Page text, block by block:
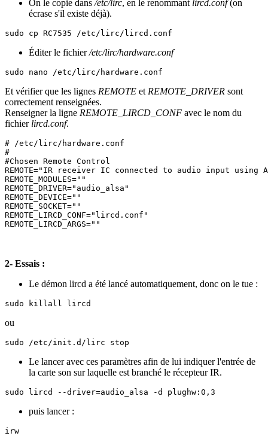
On le copie dans /etc/lirc, en le renommant lircd.conf(on
écrase s'il existe déjà).
sudo cp RC7535 /etc/lirc/lircd.conf
Éditer le fichier/etc/lirc/hardware.conf
sudo nano /etc/lirc/hardware.conf
Et vérifier que les lignes REMOTE et REMOTE_DRIVER sont
correctement renseignées.
Renseigner la ligne REMOTE_LIRCD_CONF avec le nom du
fichier lircd.conf.
# /etc/lirc/hardware.conf
#
#Chosen Remote Control
REMOTE="IR receiver IC connected to audio input using
REMOTE_MODULES=""
REMOTE_DRIVER="audio_alsa"
REMOTE_DEVICE=""
REMOTE_SOCKET=""
REMOTE_LIRCD_CONF="lircd.conf"
2- Essais :
Le démon lircd a été lancé automatiquement, donc on le tue :
sudo killall lircd
ou
sudo /etc/init.d/lirc stop
Le lancer avec ces paramètres afin de lui indiquer l'entrée de
la carte son sur laquelle est branché le récepteur IR.
sudo lircd --driver=audio_alsa -d plughw:0,3
puis lancer :
irw